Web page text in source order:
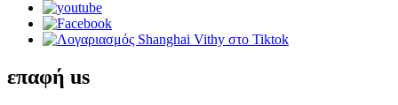
επαφή us